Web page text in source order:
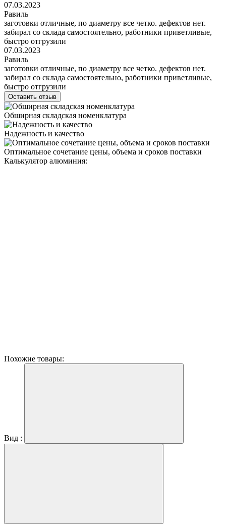
07.03.2023
Равиль
заготовки отличные, по диаметру все четко. дефектов нет.
забирал со склада самостоятельно, работники приветливые,
быстро отгрузили
07.03.2023
Равиль
заготовки отличные, по диаметру все четко. дефектов нет.
забирал со склада самостоятельно, работники приветливые,
быстро отгрузили
Оставить отзыв
Обширная складская номенклатура
Надежность и качество
Оптимальное сочетание цены, объема и сроков поставки
Калькулятор алюминия:
Похожие товары:
Вид :